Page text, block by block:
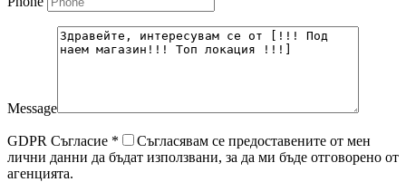
Message
GDPR Съгласие *
Съгласявам се предоставените от мен
лични данни да бъдат използвани, за да ми бъде отговорено от
агенцията.